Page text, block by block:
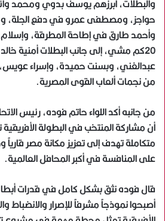
حواجز، ومصطفى عمرو في دفع
وأحمد طارق في إطاحة المطرقة،
20كم مشي، إلى جانب البطلات أمنية
عبدالغني، وبسنت حميدة، وإسراء
من نجمات ألعاب القوى المصرية.
من جانبه أكد اللواء حاتم فوده، رئيس
أن مشاركة المنتخب في البطولة
متكاملة تهدف إلى تعزيز مكانة مصر قارياً
على المنافسة في أكبر المحافل العالمية.
قال فوده نثق بشكل كامل في قدرات
أصبحوا نموذجاً مشرفاً للإصرار والانضباط